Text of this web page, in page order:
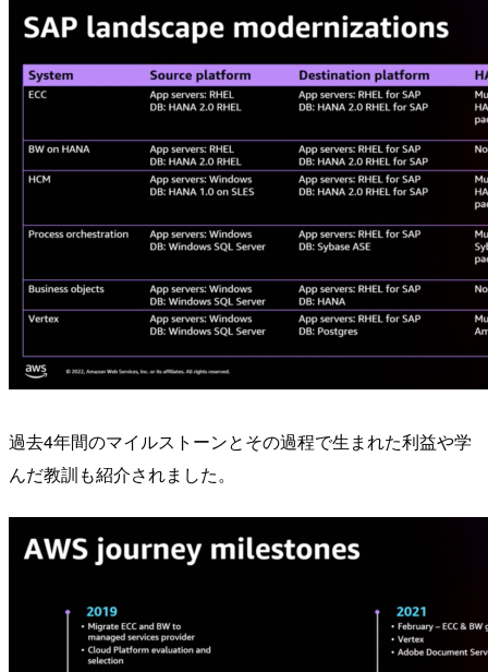
過去4年間のマイルストーンとその過程で生まれた利益や学
んだ教訓も紹介されました。